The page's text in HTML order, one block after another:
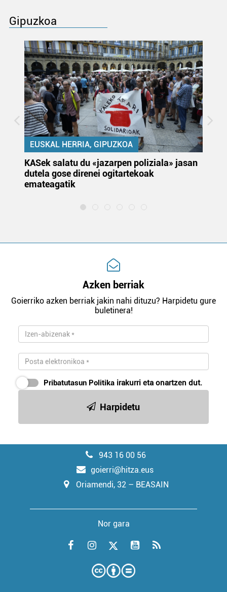
Gipuzkoa
EUSKAL HERRIA, GIPUZKOA
KASek salatu du «jazarpen poliziala» jasan
dutela gose direnei ogitartekoak
emateagatik
Azken berriak
Goierriko azken berriak jakin nahi dituzu? Harpidetu gure
buletinera!
Pribatutasun Politika irakurri eta onartzen dut.
Harpidetu
943 16 00 56
goierri@hitza.eus
Oriamendi, 32 – BEASAIN
Nor gara